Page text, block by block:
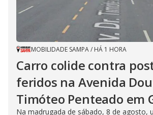
MOBILIDADE SAMPA/ HÁ 1 HORA
Carro colide contra
feridos na Avenida
Timóteo Penteado em
Na madrugada de sábado, 8 de agosto,